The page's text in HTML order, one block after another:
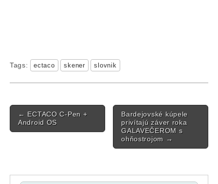
Tags: ectaco skener slovnik
Post navigation
← ECTACO C-Pen +
Android OS
Bardejovské kúpele
privítajú záver roka
GALAVEČEROM s
ohňostrojom →